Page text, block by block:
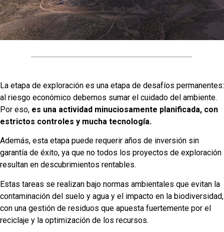
La etapa de exploración es una etapa de desafíos permanentes:
al riesgo económico debemos sumar el cuidado del ambiente.
Por eso, es una actividad minuciosamente planificada, con
estrictos controles y mucha tecnología.
Además, esta etapa puede requerir años de inversión sin
garantía de éxito, ya que no todos los proyectos de exploración
resultan en descubrimientos rentables.
Estas tareas se realizan bajo normas ambientales que evitan la
contaminación del suelo y agua y el impacto en la biodiversidad,
con una gestión de residuos que apuesta fuertemente por el
reciclaje y la optimización de los recursos.